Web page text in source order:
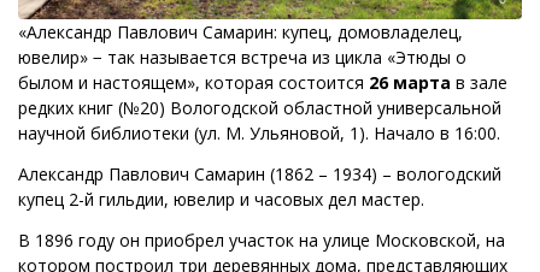
«Александр Павлович Самарин: купец, домовладелец,
ювелир» − так называется встреча из цикла «Этюды о
былом и настоящем», которая состоится 26 марта в зале
редких книг (№20) Вологодской областной универсальной
научной библиотеки (ул. М. Ульяновой, 1). Начало в 16:00.
Александр Павлович Самарин (1862 – 1934) – вологодский
купец 2-й гильдии, ювелир и часовых дел мастер.
В 1896 году он приобрел участок на улице Московской, на
котором построил три деревянных дома, представляющих